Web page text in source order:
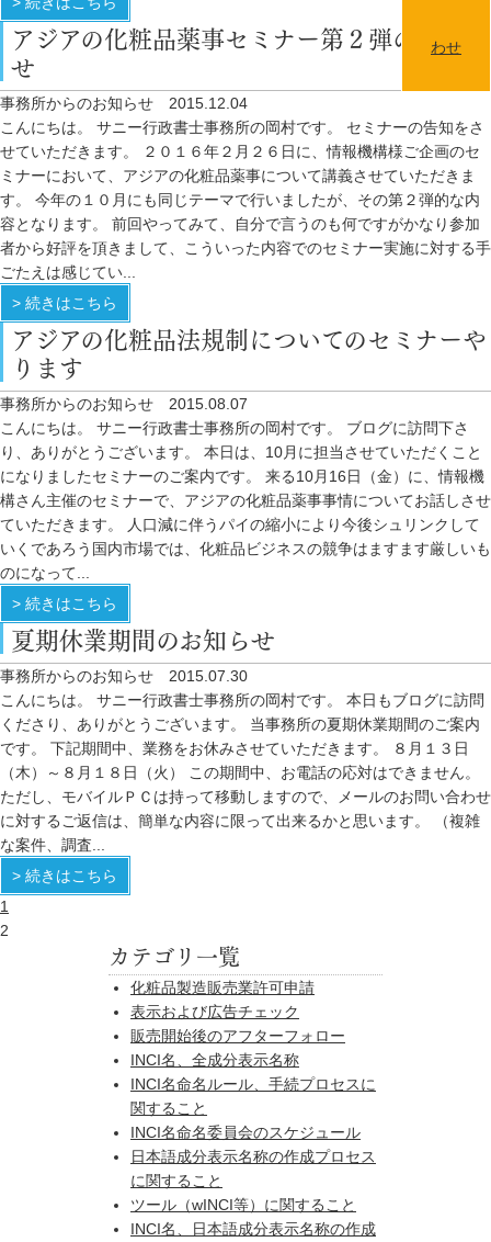
アジアの化粧品薬事セミナー第２弾のお知ら
せ
事務所からのお知らせ
2015.12.04
こんにちは。 サニー行政書士事務所の岡村です。 セミナーの告知をさ
せていただきます。 ２０１６年２月２６日に、情報機構様ご企画のセ
ミナーにおいて、アジアの化粧品薬事について講義させていただきま
す。 今年の１０月にも同じテーマで行いましたが、その第２弾的な内
容となります。 前回やってみて、自分で言うのも何ですがかなり参加
者から好評を頂きまして、こういった内容でのセミナー実施に対する手
ごたえは感じてい...
> 続きはこちら
アジアの化粧品法規制についてのセミナーや
ります
事務所からのお知らせ
2015.08.07
こんにちは。 サニー行政書士事務所の岡村です。 ブログに訪問下さ
り、ありがとうございます。 本日は、10月に担当させていただくこと
になりましたセミナーのご案内です。 来る10月16日（金）に、情報機
構さん主催のセミナーで、アジアの化粧品薬事事情についてお話しさせ
ていただきます。 人口減に伴うパイの縮小により今後シュリンクして
いくであろう国内市場では、化粧品ビジネスの競争はますます厳しいも
のになって...
> 続きはこちら
夏期休業期間のお知らせ
事務所からのお知らせ
2015.07.30
こんにちは。 サニー行政書士事務所の岡村です。 本日もブログに訪問
くださり、ありがとうございます。 当事務所の夏期休業期間のご案内
です。 下記期間中、業務をお休みさせていただきます。 ８月１３日
（木）～８月１８日（火） この期間中、お電話の応対はできません。
ただし、モバイルＰＣは持って移動しますので、メールのお問い合わせ
に対するご返信は、簡単な内容に限って出来るかと思います。 （複雑
な案件、調査...
> 続きはこちら
1
2
カテゴリ一覧
化粧品製造販売業許可申請
表示および広告チェック
販売開始後のアフターフォロー
INCI名、全成分表示名称
INCI名命名ルール、手続プロセスに
関すること
INCI名命名委員会のスケジュール
日本語成分表示名称の作成プロセス
に関すること
ツール（wINCI等）に関すること
INCI名、日本語成分表示名称の作成